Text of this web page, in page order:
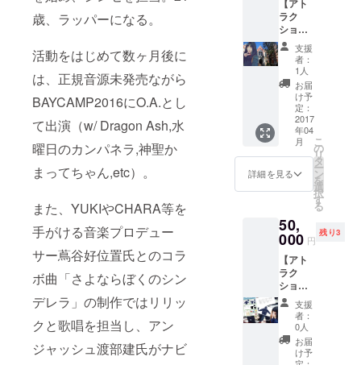
歳、ラッパーになる。
活動をはじめて数ヶ月後に
は、正規音源未発売ながら
BAYCAMP2016にO.A.とし
て出演（w/ Dragon Ash,水
曜日のカンパネラ,神聖か
まってちゃん,etc）。
また、YUKIやCHARA等を
手がける音楽プロデュー
サー蔦谷好位置氏とのコラ
ボ曲「さよならぼくのシン
デレラ」の制作ではリリッ
クと歌唱を担当し、アン
ジャッシュ渡部建氏がナビ
しか見
れない‼︎
MV撮影
メイキ
ング映
像デー
タ
byマ
ネー
ジャー
くのシ
ンデレ
ラTシャ
ツ
（バッ
クスタ
イルは
春ねむ
りが手
書きで
支援者
様のお
名前を
記名し
す） ・
完成し
たさよ
ならぼ
くのシ
ンデレ
ラMV収
録DVD
・撮影
で使用
した備
【アト
ラク
ション
系④】
春ねむ
りと学
内探訪‼︎
慶應大
学内を
春ねむ
りと歩
きます
♡ 学食
を一緒
に食べ
よう。
援者様
がい
らっ
しゃる
場合は1
名ずつ
行いま
す。 ※
マネー
ジャー
同行と
支援
者：
1人
お届
け予
定：
2017
年04
月
詳細を見る
こ
の
リ
タ
ー
ン
を
選
択
す
る
50,
000 円
残り3
【アト
ラク
ション
系⑤】
グッズ
発案会
議参加
権‼︎ あ
支援
者：
0人
お届
け予